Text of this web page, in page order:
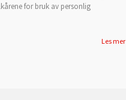
for bruk av personlig
Les mer